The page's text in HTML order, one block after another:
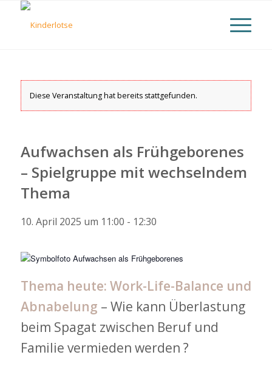
Diese Veranstaltung hat bereits stattgefunden.
Aufwachsen als Frühgeborenes
– Spielgruppe mit wechselndem
Thema
10. April 2025 um 11:00 - 12:30
Thema heute: Work-Life-Balance und
Abnabelung – Wie kann Überlastung
beim Spagat zwischen Beruf und
Familie vermieden werden ?